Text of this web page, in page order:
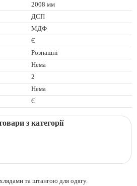
2008 мм
ДСП
МДФ
Є
Розпашні
Нема
2
Нема
Є
з категорії
та штангою для одягу.